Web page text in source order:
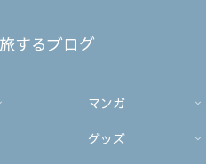
するブログ
マンガ
グッズ